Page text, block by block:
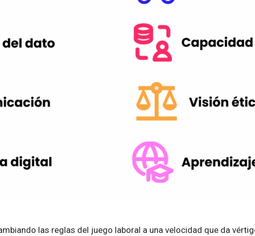
las reglas del juego laboral a una velocidad que da